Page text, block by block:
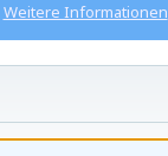
Weitere Informationen